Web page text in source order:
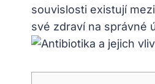
souvislosti existují
své zdraví na správné